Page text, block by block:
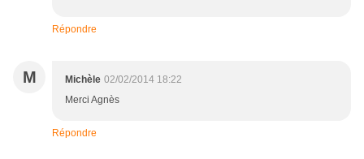
Répondre
M Michèle 02/02/2014 18:22
Merci Agnès
Répondre